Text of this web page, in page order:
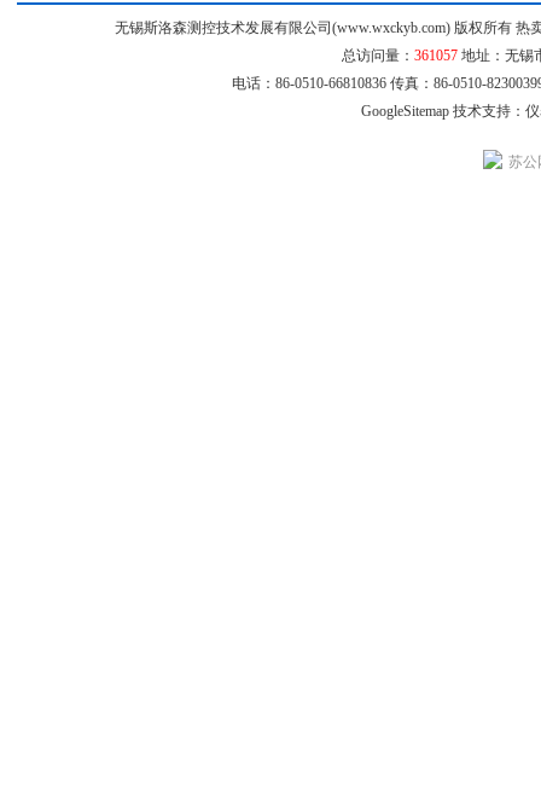
无锡斯洛森测控技术发展有限公司(www.wxckyb.com) 版权所有
总访问量： 361057 地址：无锡
电话：86-0510-66810836 传真：86-0510-
GoogleSitemap 技术支持：
苏公